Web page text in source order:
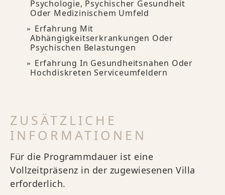
Psychologie, Psychischer Gesundheit
Oder Medizinischem Umfeld
Erfahrung Mit
Abhängigkeitserkrankungen Oder
Psychischen Belastungen
Erfahrung In Gesundheitsnahen Oder
Hochdiskreten Serviceumfeldern
ZUSÄTZLICHE
INFORMATIONEN
Für die Programmdauer ist eine
Vollzeitpräsenz in der zugewiesenen Villa
erforderlich.